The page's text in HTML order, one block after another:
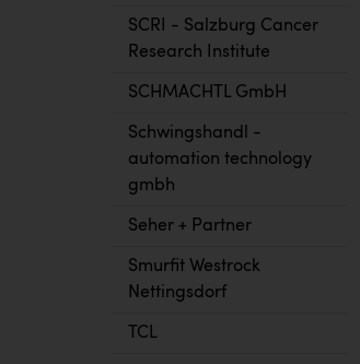
SCRI - Salzburg Cancer
Research Institute
SCHMACHTL GmbH
Schwingshandl -
automation technology
gmbh
Seher + Partner
Smurfit Westrock
Nettingsdorf
TCL